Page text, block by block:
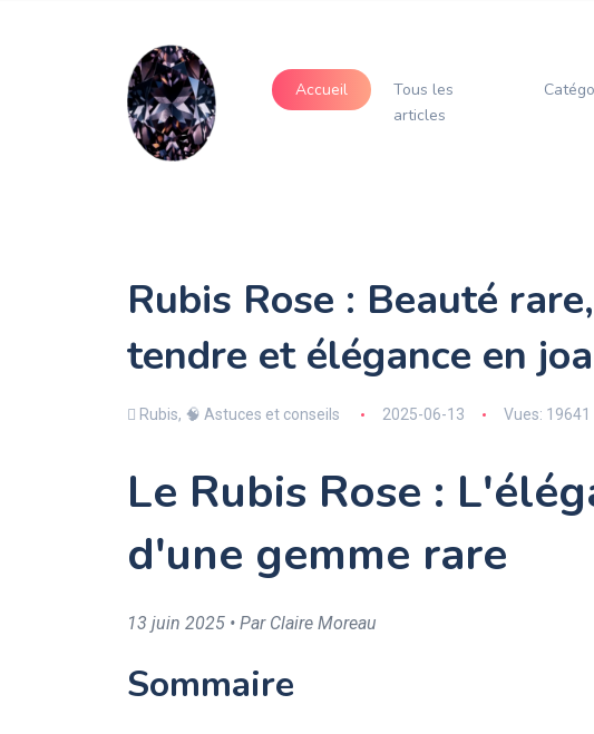
Accueil
Tous les
articles
Rubis Rose : Beauté
tendre et élégance en
Rubis, 🧠 Astuces et conseils 2025-06-13 Vues: 19641
Le Rubis Rose :
d'une gemme rare
13 juin 2025 • Par Claire Moreau
Sommaire